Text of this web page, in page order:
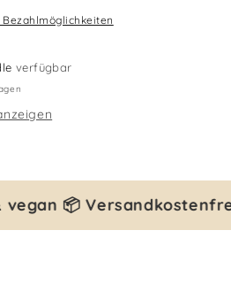
verfügbar
📦